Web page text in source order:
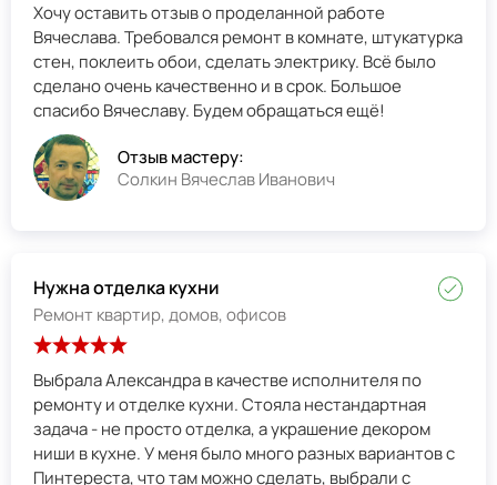
Хочу оставить отзыв о проделанной работе
Вячеслава. Требовался ремонт в комнате, штукатурка
стен, поклеить обои, сделать электрику. Всё было
сделано очень качественно и в срок. Большое
спасибо Вячеславу. Будем обращаться ещё!
Отзыв мастеру:
Солкин Вячеслав Иванович
Нужна отделка кухни
Ремонт квартир, домов, офисов
Выбрала Александра в качестве исполнителя по
ремонту и отделке кухни. Стояла нестандартная
задача - не просто отделка, а украшение декором
ниши в кухне. У меня было много разных вариантов с
Пинтереста, что там можно сделать, выбрали с